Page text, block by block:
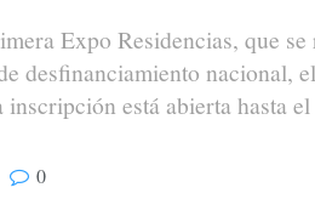
Expo Residencias, que
desfinanciamiento nacional,
está abierta hasta el
0